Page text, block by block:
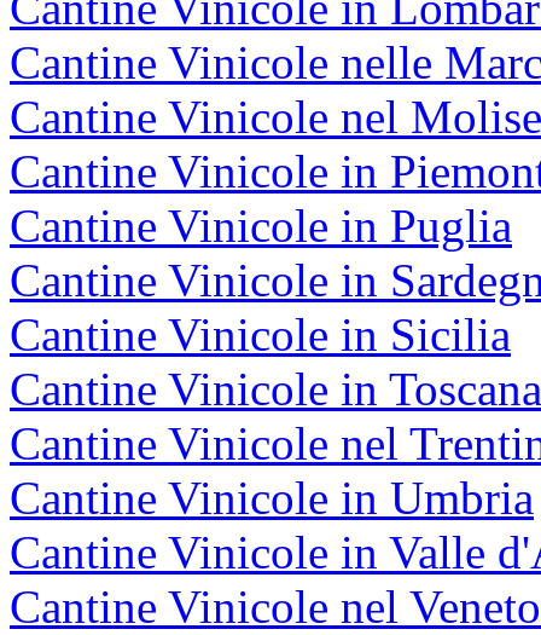
Cantine Vinicole nelle
Cantine Vinicole nel Molise
Cantine Vinicole in
Cantine Vinicole in Puglia
Cantine Vinicole in
Cantine Vinicole in Sicilia
Cantine Vinicole in Toscana
Cantine Vinicole nel
Cantine Vinicole in Umbria
Cantine Vinicole in Valle
Cantine Vinicole nel Veneto